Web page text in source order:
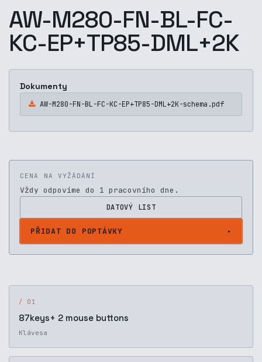
AW-M280-FN-BL-FC-
KC-EP+TP85-DML+2K
Dokumenty
AW-M280-FN-BL-FC-KC-EP+TP85-DML+2K-schema.pdf
CENA NA VYŽÁDÁNÍ
Vždy odpovíme do 1 pracovního dne.
DATOVÝ LIST
PŘIDAT DO POPTÁVKY
/ 01
87keys+ 2 mouse buttons
Klávesa